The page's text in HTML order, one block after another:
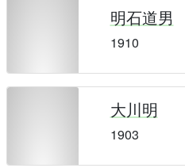
明石道男
1910
大川明
1903